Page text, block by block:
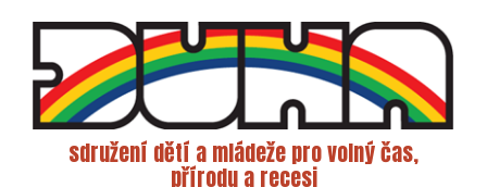
sdružení dětí a mládeže pro volný čas,
přírodu a recesi